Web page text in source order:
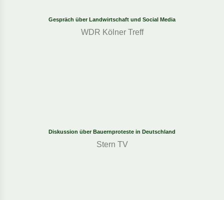
Gespräch über Landwirtschaft und Social Media
WDR Kölner Treff
Diskussion über Bauernproteste in Deutschland
Stern TV